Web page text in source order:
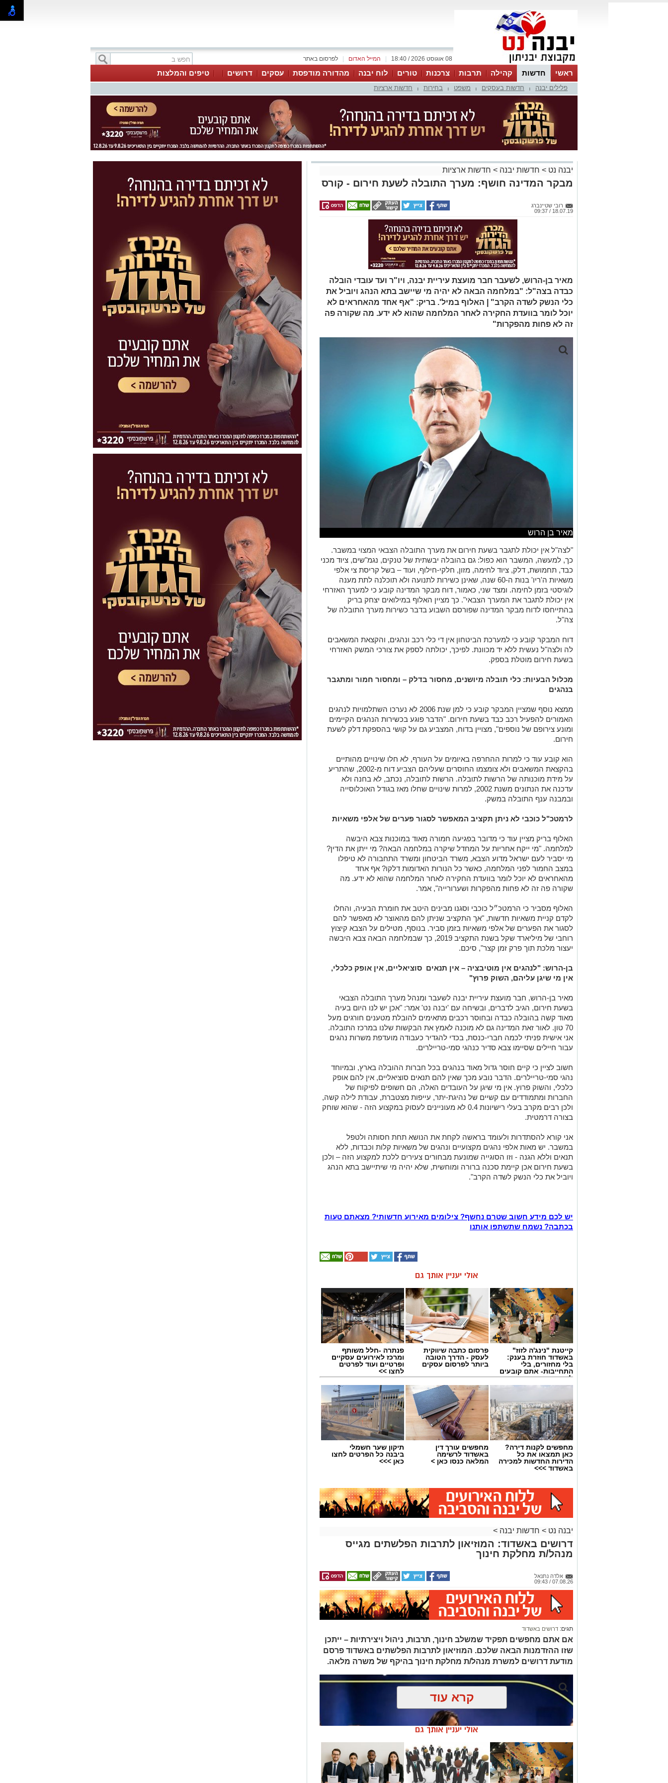
לפרסום באתר המייל האדום 08 אוגוסט 2026 / 18:40
ראשי חדשות קהילה תרבות צרכנות טורים לוח יבנה מהדורה מודפסת עסקים דרושים טיפים והמלצות
פלילים יבנה חדשות בעסקים משפט בחירות חדשות ארציות
יבנה נט > חדשות יבנה > חדשות ארציות
מבקר המדינה חושף: מערך התובלה לשעת חירום - קורס
רובי שטיינברג
18.07.19 / 09:37
מאיר בן-הרוש, לשעבר חבר מועצת עיריית יבנה, ויו"ר ועד עובדי הובלה
כבדה בצה"ל: "במלחמה הבאה לא יהיה מי שיישב בתא הנהג ויוביל את
כלי הנשק לשדה הקרב" | האלוף במיל'. בריק: "אף אחד מהאחראים לא
יוכל לומר בוועדת החקירה לאחר המלחמה שהוא לא ידע. מה שקורה פה
זה לא פחות מהפקרות"
מאיר בן הרוש
"לצה"ל אין יכולת לתגבר בשעת חירום את מערך התובלה הצבאי המצוי במשבר.
כך, למעשה, המשבר הוא כפול: גם בהובלה יבשתית של טנקים, נגמ"שים, ציוד מכני
כבד, תחמושת, דלק, ציוד לחימה, מזון, חלקי-חילוף, ועוד – בשל קריסת צי אלפי
משאיות ה'ריו' בנות ה-60 שנה, שאינן כשירות לתנועה ולא תוכלנה לתת מענה
לוגיסטי בזמן לחימה. ומצד שני, כאמור, דוח מבקר המדינה קובע כי למערך האזרחי
אין יכולת לתגבר את המערך הצבאי". כך מציין האלוף במילואים יצחק בריק
בהתייחסו לדוח מבקר המדינה שפורסם השבוע בדבר כשירות מערך התובלה של
צה"ל.
דוח המבקר קובע כי למערכת הביטחון אין די כלי רכב ונהגים, והקצאת המשאבים
לה ולצה"ל נעשית ללא יד מכוונת. לפיכך, יכולתה לספק את צורכי המשק האזרחי
בשעת חירום מוטלת בספק.
מכלול הבעיות: כלי תובלה מיושנים, מחסור בדלק – ומחסור חמור ומתגבר
בנהגים
ממצא נוסף שמציין המבקר קובע כי למן שנת 2006 לא נערכו השתלמויות לנהגים
האמורים להפעיל רכב כבד בשעת חירום. "הדבר פוגע בכשירות הנהגים הקיימים
ומונע צירופם של נוספים", מצויין בדוח, המצביע גם על קושי בהספקת דלק לשעת
חירום.
הוא קובע עוד כי למרות ההחרפה באיומים על העורף, לא חלו שינויים מהותיים
בהקצאת המשאבים ולא צומצמו החוסרים שעליהם הצביע דוח מ-2002, שהתריע
על מידת מוכנותה של הרשות לתובלה. הרשות לתובלה, נכתב, לא בחנה ולא
עדכנה את הנתונים משנת 2002, למרות שינויים שחלו מאז בגודל האוכלוסייה
ובמבנה ענף התובלה במשק.
לרמטכ"ל כוכבי לא ניתן תקציב המאפשר לסגור פערים של אלפי משאיות
האלוף בריק מציין עוד כי מדובר בפגיעה חמורה מאוד במוכנות צבא היבשה
למלחמה. "מי ייקח אחריות על המחדל שיקרה במלחמה הבאה? מי ייתן את הדין?
מי יסביר לעם ישראל מדוע הצבא, משרד הביטחון ומשרד התחבורה לא טיפלו
במצב החמור לפני המלחמה, כאשר כל הנורות האדומות דלקו? אף אחד
מהאחראים לא יוכל לומר בוועדת החקירה לאחר המלחמה שהוא לא ידע. מה
שקורה פה זה לא פחות מהפקרות ושערורייה", אמר.
האלוף מסביר כי הרמטכ״ל כוכבי וסגנו מבינים היטב את חומרת הבעיה, והחלו
לקדם קניית משאיות חדשות, "אך התקציב שניתן להם מהאוצר לא מאפשר להם
לסגור את הפערים של אלפי משאיות בזמן סביר. בנוסף, מטילים על הצבא קיצוץ
רוחבי של מיליארד שקל בשנת התקציב 2019, כך שבמלחמה הבאה צבא היבשה
יעצור מלכת תוך פרק זמן קצר", סיכם.
בן-הרוש: "לנהגים אין מוטיבציה – אין תנאים סוציאליים, אין אופק כלכלי,
אין מי שיגן עליהם, השוק פרוץ"
מאיר בן-הרוש, חבר מועצת עיריית יבנה לשעבר ומנהל מערך התובלה הצבאי
בשעת חירום, הגיב לדברים, ובשיחה עם 'יבנה נט' אמר: "אכן יש לנו היום בעיה
מאוד קשה בהובלה כבדה ובחוסר רכבים מתאימים להובלת מטענים חורגים מעל
70 טון. לאור זאת המדינה גם לא מוכנה לאמץ את הבקשות שלנו במרכז התובלה.
אני אישית פניתי לכמה חברי-כנסת, בכדי להגדיר כעבודה מועדפת משרות נהגים
עבור חיילים שסיימו צבא סדיר כנהגי סמי-טריילרים.
חשוב לציין כי קיים חוסר גדול מאוד בנהגים בכל חברות ההובלה בארץ, ובמיוחד
נהגי סמי-טריילרים. הדבר נובע מכך שאין להם תנאים סוציאליים, אין להם אופק
כלכלי, והשוק פרוץ. אין מי שיגן על העובדים האלה, הם חשופים לפיקוח של
החברות ומתמודדים עם קשיים של נהיגת-יתר, עייפות מצטברת, עבודת לילה קשה,
ולכן רבים מקרב בעלי רישיונות 0.4 לא מעוניינים לעסוק במקצוע הזה - שהוא שוחק
בצורה דרמטית.
אני קורא להסתדרות ולעומד בראשה לקחת את הנושא תחת חסותה ולטפל
במשבר. יש מאות אלפי נהגים מקצועיים ונהגים של משאיות קלות וכבדות, ללא
תנאים וללא הגנה - וזו הסוגייה שמונעת מבחורים צעירים ללכת למקצוע הזה – ולכן
בשעת חירום אכן קיימת סכנה ברורה ומוחשית, שלא יהיה מי שיתיישב בתא הנהג
ויוביל את כלי הנשק לשדה הקרב".
יש לכם מידע חשוב שטרם נחשף? צילומים מאירוע חדשותי? מצאתם טעות
בכתבה? נשמח שתשתפו אותנו
אולי יעניין אותך גם
קייטנת "נינג'ה לזוז"
באשדוד חוזרת בענק:
בלי מחזורים, בלי
התחייבות- אתם קובעים
לכמה ואיזה ימים
להירשם!
פרסום כתבה שיווקית
לעסק - הדרך הטובה
ביותר לפרסום עסקים
פנתרה -חלל משותף
ומרכז לאירועים עסקיים
ופרטיים ועוד לפרטים
לחצו >>
מחפשים לקנות דירה?
כאן תמצאו את כל
הדירות החדשות למכירה
באשדוד >>>
מחפשים עורך דין
באשדוד לרשימה
המלאה כנסו כאן >
תיקון שער חשמלי
ביבנה כל הפרטים לחצו
כאן >>>
יבנה נט > חדשות יבנה >
דרושים באשדוד: המוזיאון לתרבות הפלשתים מגייס
מנהל/ת מחלקת חינוך
אלדה נתנאל
07.08.26 / 09:43
תגים: דרושים באשדוד
אם אתם מחפשים תפקיד שמשלב חינוך, תרבות, ניהול ויצירתיות – ייתכן
שזו ההזדמנות הבאה שלכם. המוזיאון לתרבות הפלשתים באשדוד פרסם
מודעת דרושים למשרת מנהל/ת מחלקת חינוך בהיקף של משרה מלאה.
קרא עוד
אולי יעניין אותך גם